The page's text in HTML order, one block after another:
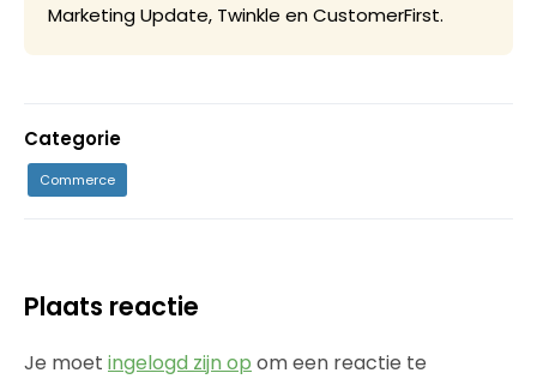
Marketing Update, Twinkle en CustomerFirst.
Categorie
Commerce
Plaats reactie
Je moet ingelogd zijn op om een reactie te